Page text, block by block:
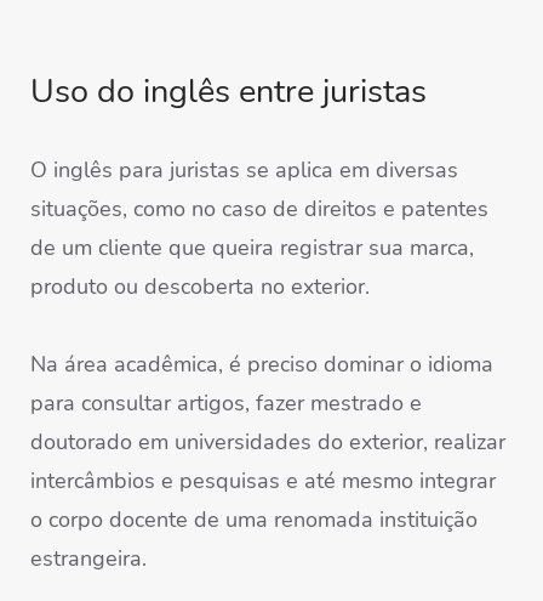
Uso do inglês entre juristas
O inglês para juristas se aplica em diversas
situações, como no caso de direitos e patentes
de um cliente que queira registrar sua marca,
produto ou descoberta no exterior.
Na área acadêmica, é preciso dominar o idioma
para consultar artigos, fazer mestrado e
doutorado em universidades do exterior, realizar
intercâmbios e pesquisas e até mesmo integrar
o corpo docente de uma renomada instituição
estrangeira.